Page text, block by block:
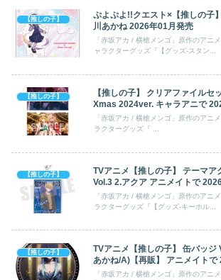
【推しの子】
ぷよぷよ!!クエスト×【推しの子
川あかね 2026年01月発売
「赤坂アカ / 横槍メンゴ」原作のアニ
ャラクターグッズ『【グッズ-スタン...
【推しの子】
【推しの子】 クリアファイルセ
Xmas 2024ver. キャラアニで
「赤坂アカ / 横槍メンゴ」原作のアニ
ラクターグッズ『 ...
【推しの子】
TVアニメ【推しの子】 テーマア
Vol.3 2.アクア アニメイトで
「赤坂アカ / 横槍メンゴ」原作のアニ
ラクターグッズ『【グッズ-キーホル...
【推しの子】
TVアニメ【推しの子】 缶バッジ
あかね/A)【再販】 アニメイト
「赤坂アカ / 横槍メンゴ」原作のアニ